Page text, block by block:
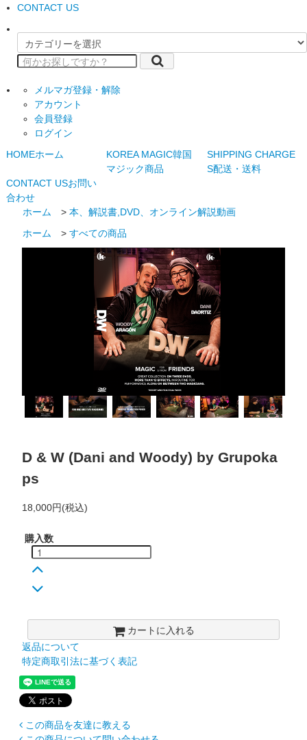
CONTACT US
メルマガ登録・解除
アカウント
会員登録
ログイン
HOMEホーム KOREA MAGIC韓国
マジック商品
SHIPPING CHARGE
S配送・送料
CONTACT USお問い
合わせ
ホーム
>本、解説書,DVD、オンライン解説動画
ホーム
>すべての商品
D & W (Dani and Woody) by Grupoka
ps
18,000円(税込)
購入数
カートに入れる
返品について
特定商取引法に基づく表記
この商品を友達に教える